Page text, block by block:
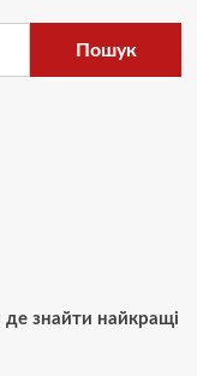
Пошук
де знайти найкращі